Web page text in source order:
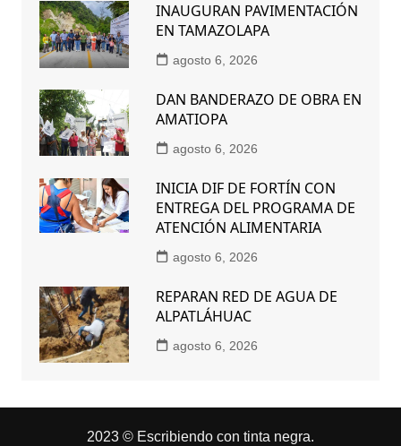
INAUGURAN PAVIMENTACIÓN
EN TAMAZOLAPA
agosto 6, 2026
DAN BANDERAZO DE OBRA EN
AMATIOPA
agosto 6, 2026
INICIA DIF DE FORTÍN CON
ENTREGA DEL PROGRAMA DE
ATENCIÓN ALIMENTARIA
agosto 6, 2026
REPARAN RED DE AGUA DE
ALPATLÁHUAC
agosto 6, 2026
2023 © Escribiendo con tinta negra.